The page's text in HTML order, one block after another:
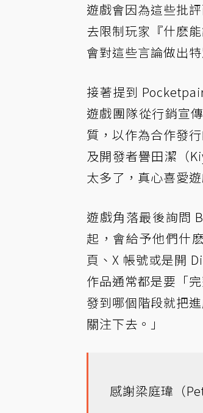
遊戲會因為這些批
去限制玩家『什麽
會對這些言論做出特
接著提到
遊戲團隊從行銷宣
質，以作為合作發
及開發者譽田潔（
太多了，真心喜愛
遊戲角落最後詢問
起，會給予他們什
頁、X 帳號或是開
作品通常都是要「
發到哪個階段就把
關注下去。」
感謝梁庭瑋（